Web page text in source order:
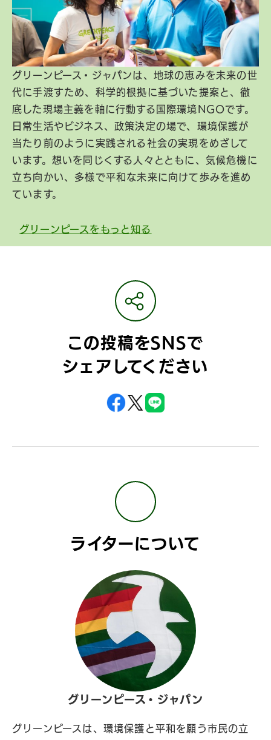
グリーンピース・ジャパンは、地球の恵みを未来の世
代に手渡すため、科学的根拠に基づいた提案と、徹
底した現場主義を軸に行動する国際環境NGOです。
日常生活やビジネス、政策決定の場で、環境保護が
当たり前のように実践される社会の実現をめざして
います。想いを同じくする人々とともに、気候危機に
立ち向かい、多様で平和な未来に向けて歩みを進め
ています。
グリーンピースをもっと知る
この投稿をSNSで
シェアしてください
ライターについて
グリーンピース・ジャパン
グリーンピースは、環境保護と平和を願う市民の立